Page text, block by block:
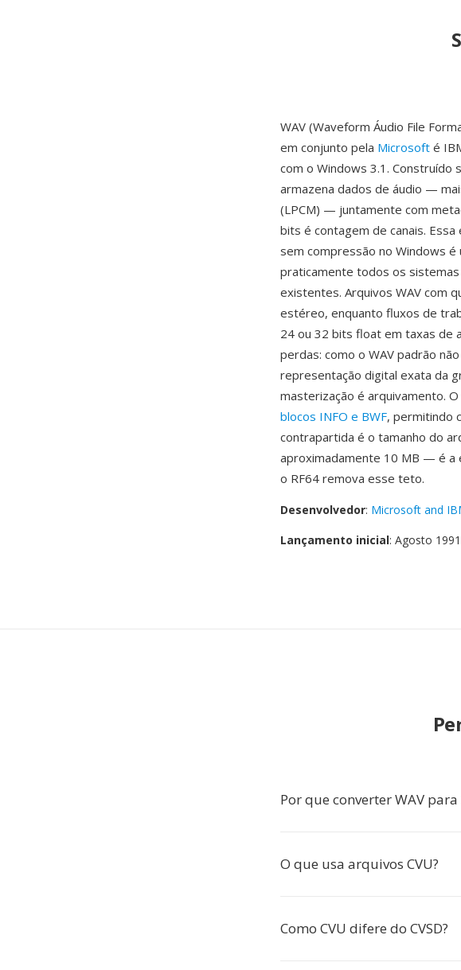
WAV (Waveform Áudio File
em conjunto pela Microsoft é
com o Windows 3.1. Construído
armazena dados de áudio —
(LPCM) — juntamente com
bits é contagem de canais.
sem compressão no Windows
praticamente todos os
existentes. Arquivos WAV com
estéreo, enquanto fluxos de
24 ou 32 bits float em taxas de
perdas: como o WAV padrão
representação digital exata da
masterização é arquivamento.
blocos INFO e BWF, permitindo
contrapartida é o tamanho do
aproximadamente 10 MB — é a
o RF64 remova esse teto.
Desenvolvedor: Microsoft and
Lançamento inicial: Agosto 1991
Por que converter WAV para
O que usa arquivos CVU?
Como CVU difere do CVSD?